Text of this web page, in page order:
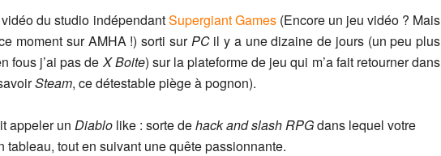
du studio indépendantSupergiant Games(Encore un jeu vidéo ? Mais
moment sur AMHA !) sorti surPCil y a une dizaine de jours (un peu plus
fous j’ai pas deX Boite) sur la plateforme de jeu qui m’a fait retourner dans
Steam, ce détestable piège à pognon).
appeler un Diablo like : sorte dehack and slash RPGdans lequel votre
tableau, tout en suivant une quête passionnante.